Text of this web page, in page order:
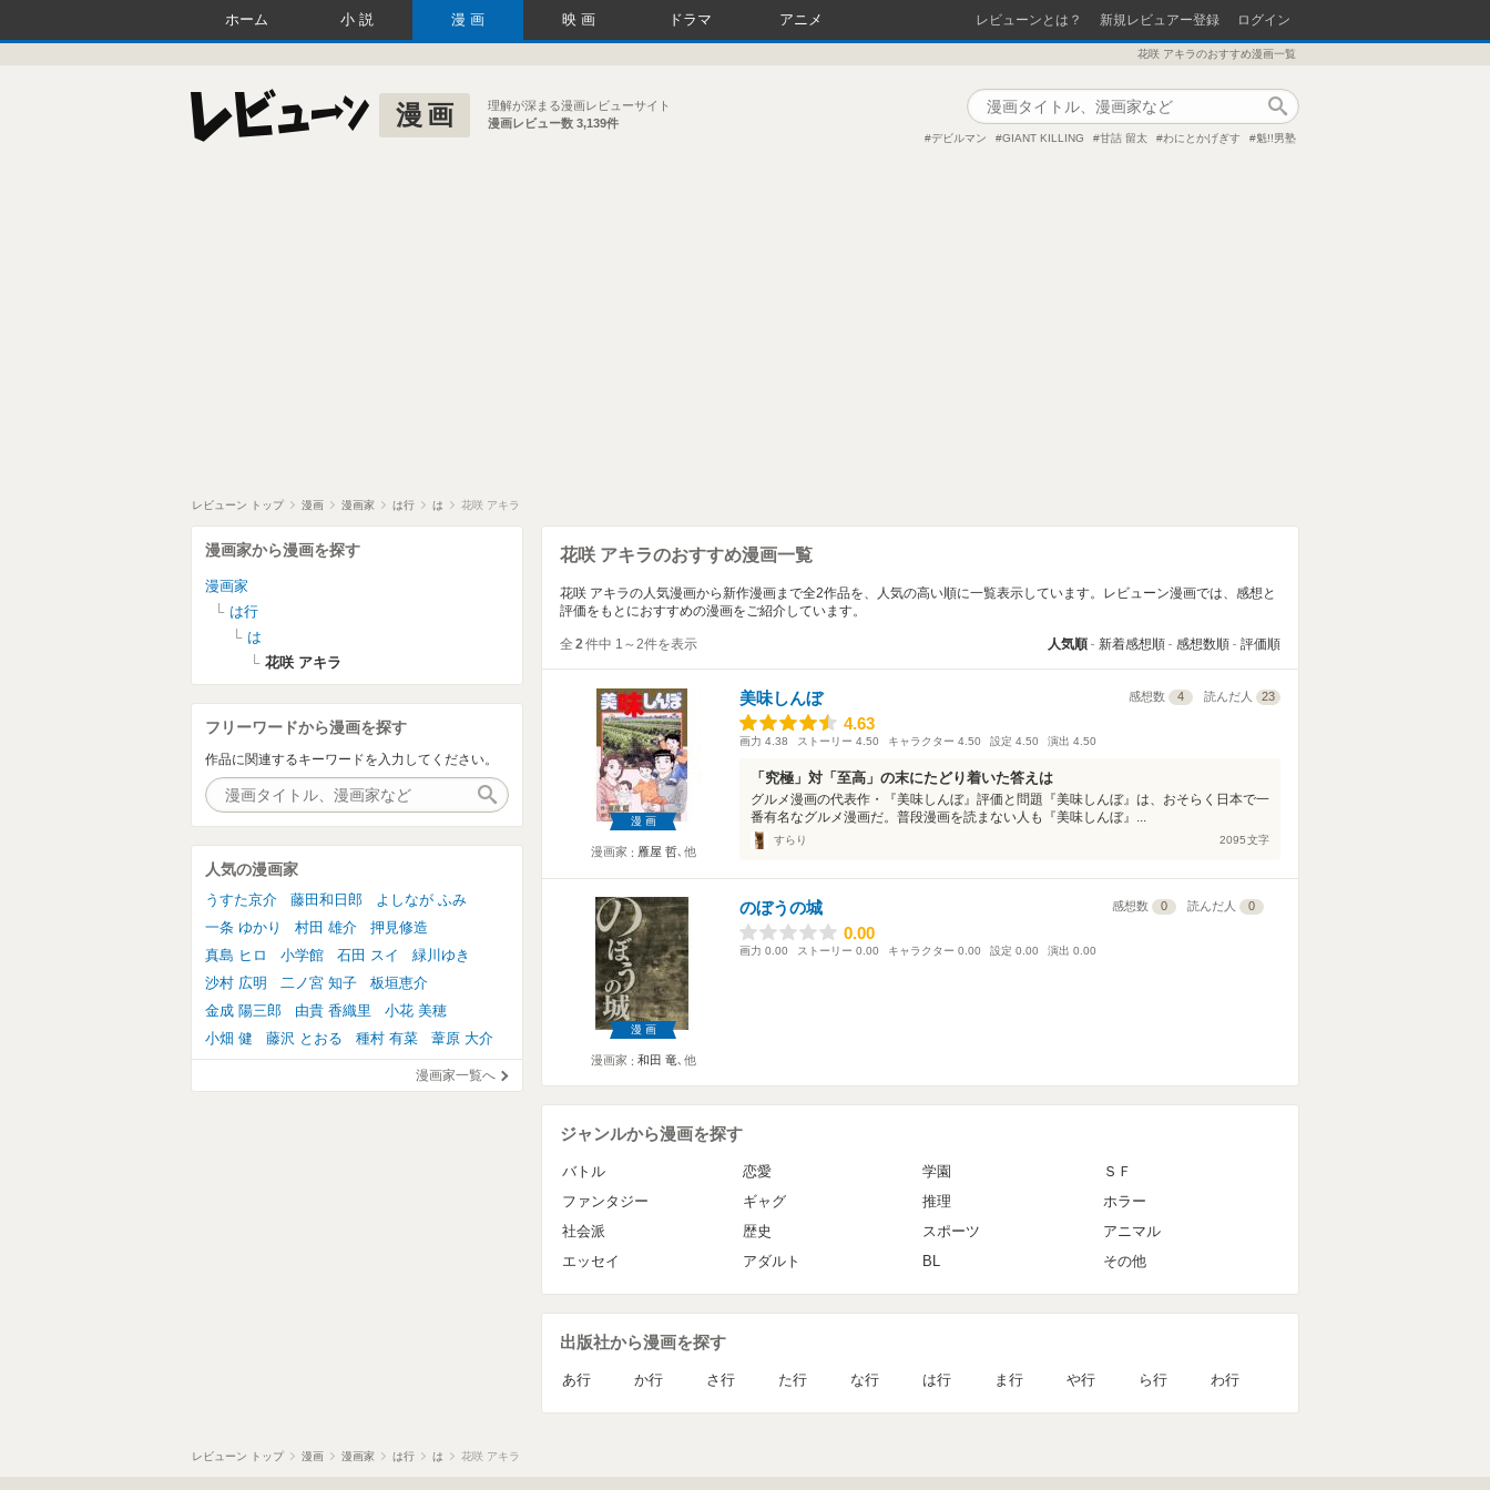
ホーム 小説 漫画 映画 ドラマ アニメ レビューンとは？ 新規レビュアー登録 ログイン
花咲 アキラのおすすめ漫画一覧
漫画
理解が深まる漫画レビューサイト
漫画レビュー数 3,139件
デビルマン GIANT KILLING 甘詰 留太 わにとかげぎす 魁!!男塾
レビューン トップ 漫画 漫画家 は行 は 花咲 アキラ
花咲 アキラのおすすめ漫画一覧
花咲 アキラの人気漫画から新作漫画まで全2作品を、人気の高い順に一覧表示しています。レビューン漫画では、感想と
評価をもとにおすすめの漫画をご紹介しています。
全 2件中 1～2件を表示 人気順 新着感想順 感想数順 評価順
漫画
漫画家 雁屋 哲､他
美味しんぼ 感想数 4 読んだ人 23
4.63
4.63
画力 4.38 ストーリー 4.50 キャラクター 4.50 設定 4.50 演出 4.50
「究極」対「至高」の末にたどり着いた答えは
グルメ漫画の代表作・『美味しんぼ』評価と問題『美味しんぼ』は、おそらく日本で一
番有名なグルメ漫画だ。普段漫画を読まない人も『美味しんぼ』...
すらり 2095文字
漫画
漫画家 和田 竜､他
のぼうの城 感想数 0 読んだ人 0
0.00
0.00
画力 0.00 ストーリー 0.00 キャラクター 0.00 設定 0.00 演出 0.00
ジャンルから漫画を探す
バトル 恋愛 学園
ＳＦ
ファンタジー
ギャグ 推理
ホラー
社会派
歴史 スポーツ
アニマル
エッセイ
アダルト BL その他
出版社から漫画を探す
あ行 か行 さ行 た行 な行 は行 ま行 や行 ら行 わ行
漫画家から漫画を探す
漫画家
は行
は
花咲 アキラ
フリーワードから漫画を探す
作品に関連するキーワードを入力してください。
人気の漫画家
うすた京介 藤田和日郎
よしなが ふみ
一条 ゆかり
村田 雄介
押見修造
真島 ヒロ
小学館 石田 スイ
緑川ゆき
沙村 広明
二ノ宮 知子
板垣恵介
金成 陽三郎
由貴 香織里
小花 美穂
小畑 健
藤沢 とおる 種村 有菜 葦原 大介
漫画家一覧へ
レビューン トップ 漫画 漫画家 は行 は 花咲 アキラ